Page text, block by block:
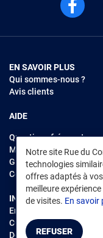
Notre site Rue du
technologies
offres adaptés à
meilleure
de visites. En savoir
REFUSER
EN SAVOIR PLUS
Qui sommes-nous ?
Avis clients
AIDE
Questions fréquentes
Modes de règlements
Garantie et retours
Contacter Rue du
INFORMATIONS
Environnement
CGV /CGU Marketplace
Données personnelles